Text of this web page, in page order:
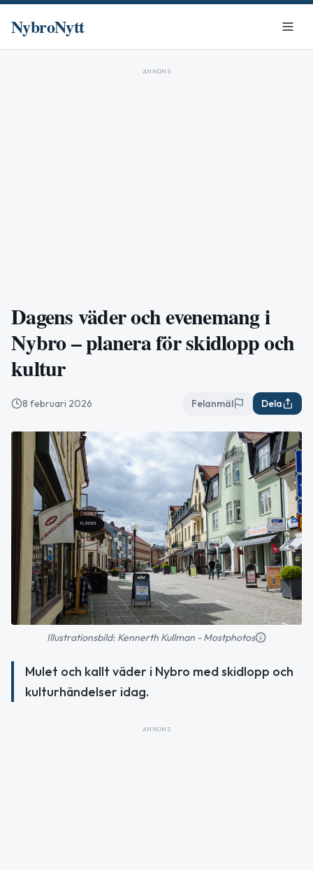
NybroNytt
ANNONS
Dagens väder och evenemang i
Nybro – planera för skidlopp och
kultur
8 februari 2026 Felanmäl Dela
Illustrationsbild: Kennerth Kullman - Mostphotos
Mulet och kallt väder i Nybro med skidlopp och
kulturhändelser idag.
ANNONS